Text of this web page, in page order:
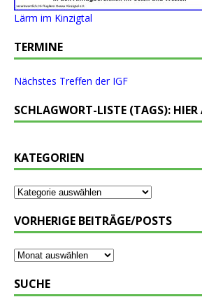
Lärm im Kinzigtal
TERMINE
Nächstes Treffen der IGF
SCHLAGWORT-LISTE (TAGS):
KATEGORIEN
VORHERIGE BEITRÄGE/POSTS
SUCHE